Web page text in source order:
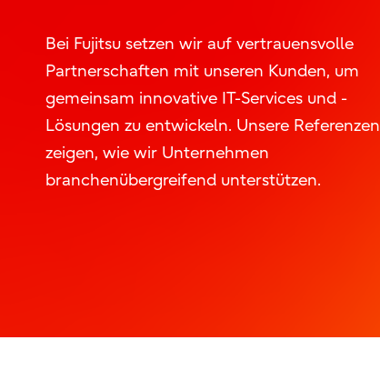
Bei Fujitsu setzen wir auf vertrauensvolle
Partnerschaften mit unseren Kunden, um
gemeinsam innovative IT-Services und -
Lösungen zu entwickeln. Unsere Referenzen
zeigen, wie wir Unternehmen
branchenübergreifend unterstützen.